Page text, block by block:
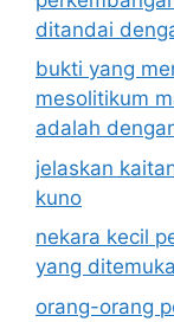
ditandai
bukti yang
mesolitikum
adalah
jelaskan
kuno
nekara kecil
yang
orang-orang